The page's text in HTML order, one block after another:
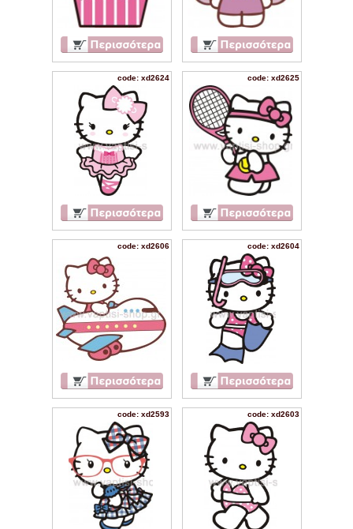
code: xd2624 code: xd2625
code: xd2606 code: xd2604
code: xd2593 code: xd2603